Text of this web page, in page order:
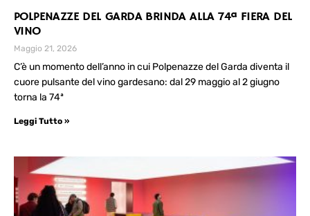
POLPENAZZE DEL GARDA BRINDA ALLA 74ª FIERA DEL
VINO
Maggio 21, 2026
C’è un momento dell’anno in cui Polpenazze del Garda diventa il
cuore pulsante del vino gardesano: dal 29 maggio al 2 giugno
torna la 74ª
Leggi Tutto »